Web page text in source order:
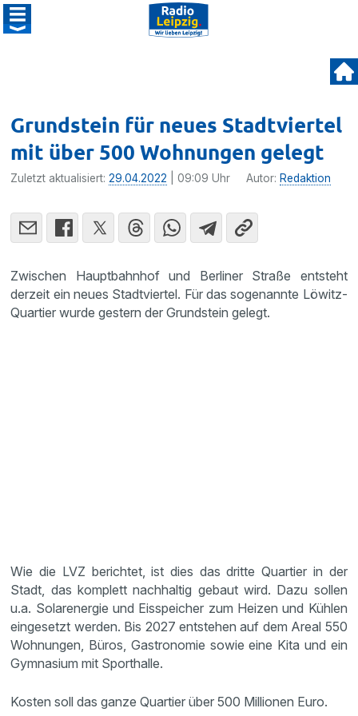
Grundstein für neues Stadtviertel
mit über 500 Wohnungen gelegt
Zuletzt aktualisiert:29.04.2022 | 09:09 Uhr Autor: Redaktion
Zwischen Hauptbahnhof und Berliner Straße entsteht
derzeit ein neues Stadtviertel. Für das sogenannte Löwitz-
Quartier wurde gestern der Grundstein gelegt.
Wie die LVZ berichtet, ist dies das dritte Quartier in der
Stadt, das komplett nachhaltig gebaut wird. Dazu sollen
u.a. Solarenergie und Eisspeicher zum Heizen und Kühlen
eingesetzt werden. Bis 2027 entstehen auf dem Areal 550
Wohnungen, Büros, Gastronomie sowie eine Kita und ein
Gymnasium mit Sporthalle.
Kosten soll das ganze Quartier über 500 Millionen Euro.